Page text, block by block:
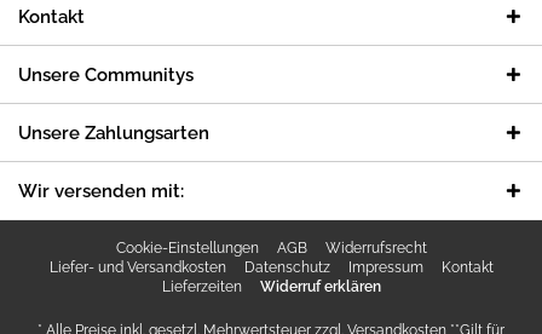
Kontakt
Unsere Communitys
Unsere Zahlungsarten
Wir versenden mit:
Cookie-Einstellungen AGB
Widerrufsrecht
Liefer- und Versandkosten
Datenschutz Impressum
Kontakt
Lieferzeiten
Widerruf erklären
* Alle Preise inkl. gesetzl. Mehrwertsteuer zzgl. Versandkosten **Gilt für